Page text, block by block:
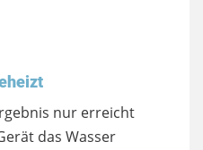
nur erreicht
das Wasser